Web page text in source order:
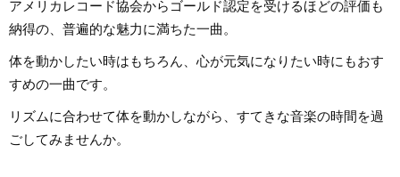
アメリカレコード協会からゴールド認定を受けるほどの評価も
納得の、普遍的な魅力に満ちた一曲。
体を動かしたい時はもちろん、心が元気になりたい時にもおす
すめの一曲です。
リズムに合わせて体を動かしながら、すてきな音楽の時間を過
ごしてみませんか。